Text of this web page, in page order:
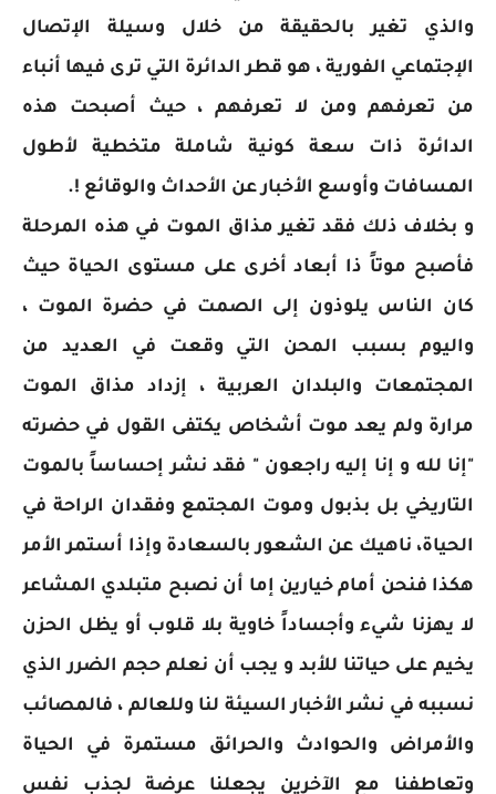
والذي تغير بالحقيقة من خلال وسيلة الإتصال
الإجتماعي الفورية ، هو قطر الدائرة التي ترى فيها أنباء
من تعرفهم ومن لا تعرفهم ، حيث أصبحت هذه
الدائرة ذات سعة كونية شاملة متخطية لأطول
المسافات وأوسع الأخبار عن الأحداث والوقائع !.
و بخلاف ذلك فقد تغير مذاق الموت في هذه المرحلة
فأصبح موتاً ذا أبعاد أخرى على مستوى الحياة حيث
كان الناس يلوذون إلى الصمت في حضرة الموت ،
واليوم بسبب المحن التي وقعت في العديد من
المجتمعات والبلدان العربية ، إزداد مذاق الموت
مرارة ولم يعد موت أشخاص يكتفى القول في حضرته
"إنا لله و إنا إليه راجعون " فقد نشر إحساساً بالموت
التاريخي بل بذبول وموت المجتمع وفقدان الراحة في
الحياة، ناهيك عن الشعور بالسعادة وإذا أستمر الأمر
هكذا فنحن أمام خيارين إما أن نصبح متبلدي المشاعر
لا يهزنا شيء وأجساداً خاوية بلا قلوب أو يظل الحزن
يخيم على حياتنا للأبد و يجب أن نعلم حجم الضرر الذي
نسببه في نشر الأخبار السيئة لنا وللعالم ، فالمصائب
والأمراض والحوادث والحرائق مستمرة في الحياة
وتعاطفنا مع الآخرين يجعلنا عرضة لجذب نفس